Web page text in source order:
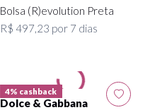
Bolsa (R)evolution Preta
R$ 497,23 por 7 dias
4% cashback
Dolce & Gabbana